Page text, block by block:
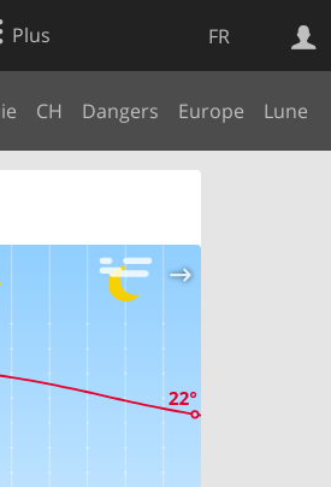
FR
Plus
CH Dangers Europe Lune
Web